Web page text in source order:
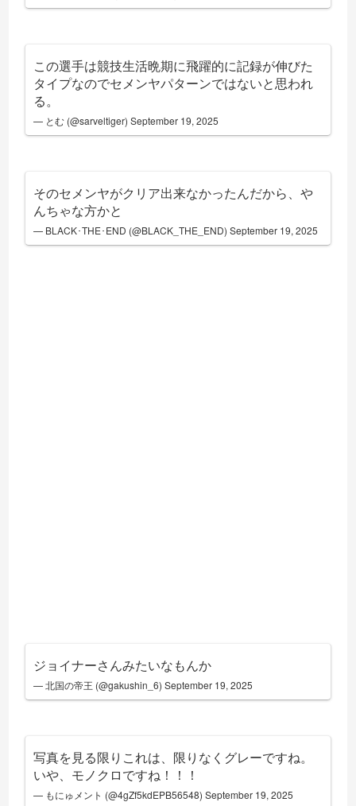
この選手は競技生活晩期に飛躍的に記録が伸びた
タイプなのでセメンヤパターンではないと思われ
る。
— とむ (@sarveltiger)September 19, 2025
そのセメンヤがクリア出来なかったんだから、や
んちゃな方かと
— BLACK･THE･END (@BLACK_THE_END)September 19, 2025
ジョイナーさんみたいなもんか
— 北国の帝王 (@gakushin_6)September 19, 2025
写真を見る限りこれは、限りなくグレーですね。
いや、モノクロですね！！！
— もにゅメント (@4gZf5kdEPB56548)September 19, 2025